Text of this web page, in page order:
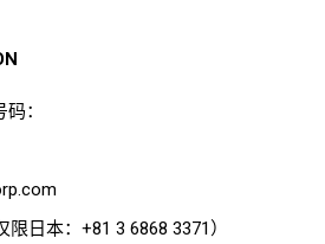
：
日本：+81 3 6868 3371）